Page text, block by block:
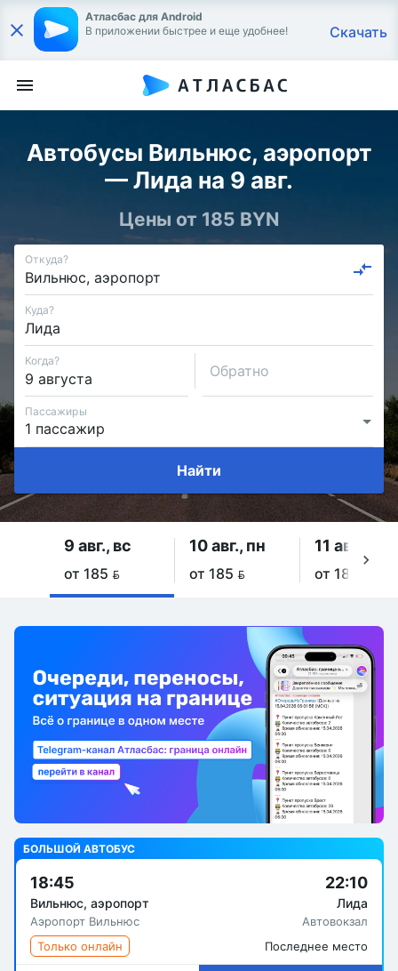
Атласбас для Android
В приложении быстрее и еще удобнее!
Скачать
Автобусы Вильнюс, аэропорт
— Лида на 9 авг.
Цены от 185 BYN
Откуда?
Куда?
Когда?
Обратно
Пассажиры
Найти
9 авг., вс
от 185 
10 авг., пн
от 185 
11 авг., вт
от 185 
БОЛЬШОЙ АВТОБУС
18:45
Вильнюс, аэропорт
Аэропорт Вильнюс
22:10
Лида
Автовокзал
Только онлайн
Последнее место